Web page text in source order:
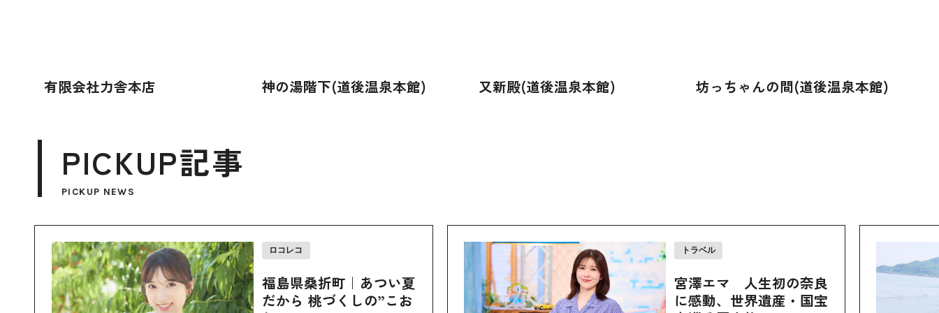
有限会社力舎本店 神の湯階下(道後温泉本館) 又新殿(道後温泉本館) 坊っちゃんの間(道後温泉本館)
PICKUP記事
PICKUP NEWS
ロコレコ
福島県桑折町｜あつい夏
だから 桃づくしの”こお
トラベル
宮澤エマ 人生初の奈良
に感動、世界遺産・国宝